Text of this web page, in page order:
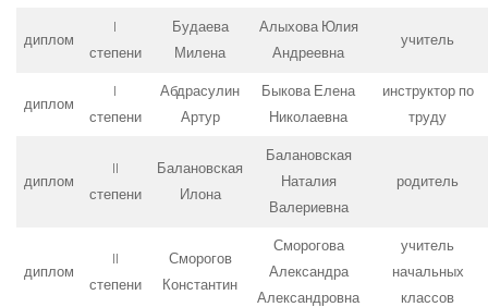
диплом
I
степени
Будаева
Милена
Алыхова Юлия
Андреевна
учитель
диплом
I
степени
Абдрасулин
Артур
Быкова Елена
Николаевна
инструктор по
труду
диплом
II
степени
Балановская
Илона
Балановская
Наталия
Валериевна
родитель
диплом
II
степени
Сморогов
Константин
Сморогова
Александра
Александровна
учитель
начальных
классов